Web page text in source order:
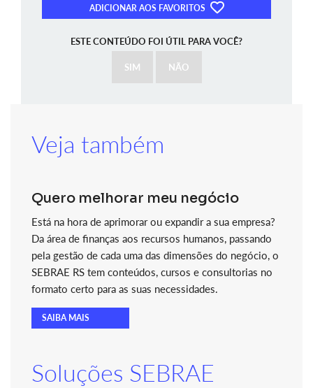
ADICIONAR AOS FAVORITOS
ESTE CONTEÚDO FOI ÚTIL PARA VOCÊ?
SIM NÃO
Veja também
Quero melhorar meu negócio
Está na hora de aprimorar ou expandir a sua empresa?
Da área de finanças aos recursos humanos, passando
pela gestão de cada uma das dimensões do negócio, o
SEBRAE RS tem conteúdos, cursos e consultorias no
formato certo para as suas necessidades.
SAIBA MAIS
Soluções SEBRAE